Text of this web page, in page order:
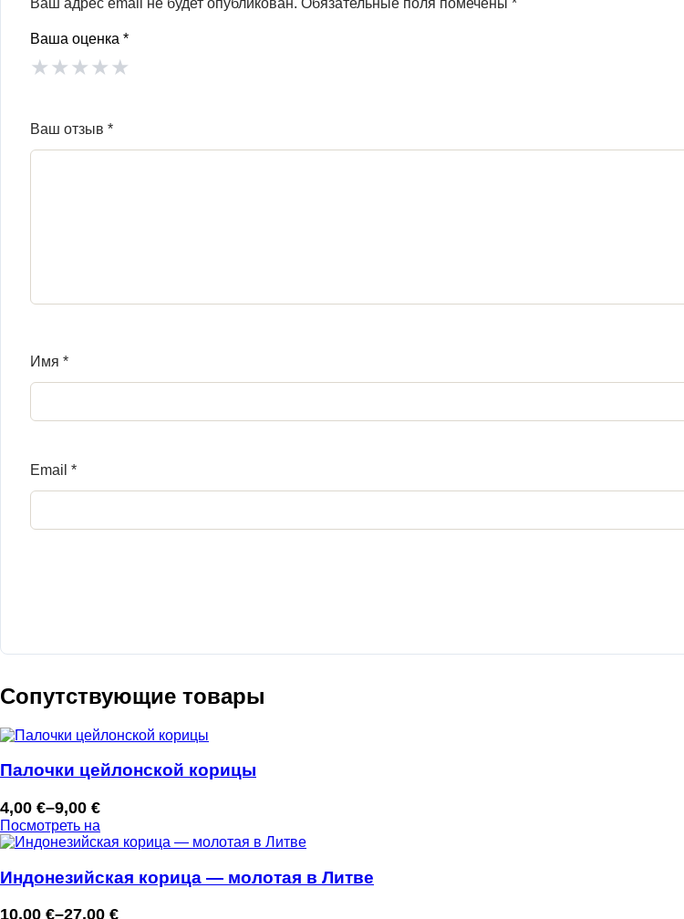
Ваша оценка *
★★★★★
Ваш отзыв *
Имя *
Email *
Сопутствующие товары
Палочки цейлонской корицы
4,00 €–9,00 €
Диапазон
цен:
–
Посмотреть на
Индонезийская корица — молотая в Литве
10,00 €–27,00 €